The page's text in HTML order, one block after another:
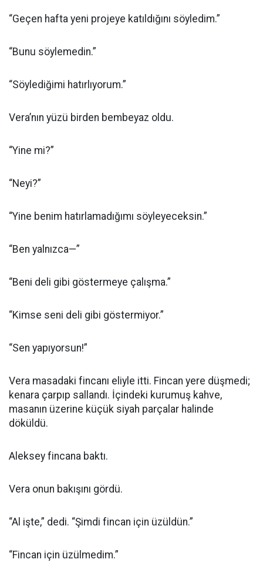
“Geçen hafta yeni projeye katıldığını söyledim.”
“Bunu söylemedin.”
“Söylediğimi hatırlıyorum.”
Vera’nın yüzü birden bembeyaz oldu.
“Yine mi?”
“Neyi?”
“Yine benim hatırlamadığımı söyleyeceksin.”
“Ben yalnızca—”
“Beni deli gibi göstermeye çalışma.”
“Kimse seni deli gibi göstermiyor.”
“Sen yapıyorsun!”
Vera masadaki fincanı eliyle itti. Fincan yere düşmedi;
kenara çarpıp sallandı. İçindeki kurumuş kahve,
masanın üzerine küçük siyah parçalar halinde
döküldü.
Aleksey fincana baktı.
Vera onun bakışını gördü.
“Al işte,” dedi. “Şimdi fincan için üzüldün.”
“Fincan için üzülmedim.”